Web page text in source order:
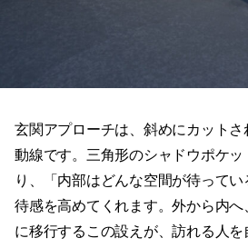
玄関アプローチは、斜めにカット
動線です。三角形のシャドウポケッ
り、「内部はどんな空間が待って
待感を高めてくれます。外から内
に移行するこの設えが、訪れる人